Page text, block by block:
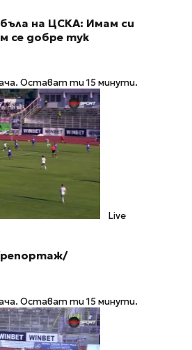
на ЦСКА: Имам си
се добре тук
Остават ти 15 минути.
Live
Остават ти 15 минути.